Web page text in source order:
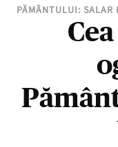
PĂMÂNTULUI: SALAR